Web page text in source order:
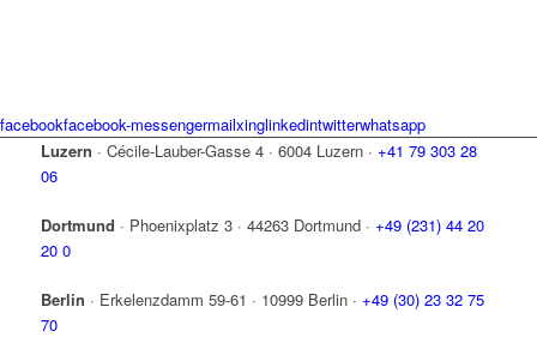
facebookfacebook-messengermailxinglinkedintwitterwhatsapp
Luzern · Cécile-Lauber-Gasse 4 · 6004 Luzern · +41 79 303 28
06
Dortmund · Phoenixplatz 3 · 44263 Dortmund · +49 (231) 44 20
20 0
Berlin · Erkelenzdamm 59-61 · 10999 Berlin · +49 (30) 23 32 75
70